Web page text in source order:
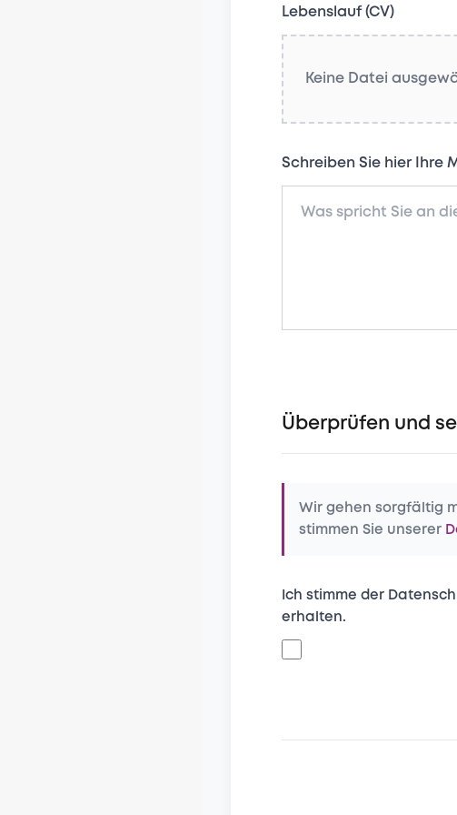
Lebenslauf (CV)
Keine Datei
Schreiben Sie hier Ihre
Überprüfen und
Wir gehen sorgfältig
stimmen Sie unserer
Ich stimme der
erhalten.